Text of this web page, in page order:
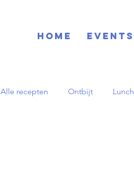
Home EVENTS
Alle recepten Ontbijt Lunch